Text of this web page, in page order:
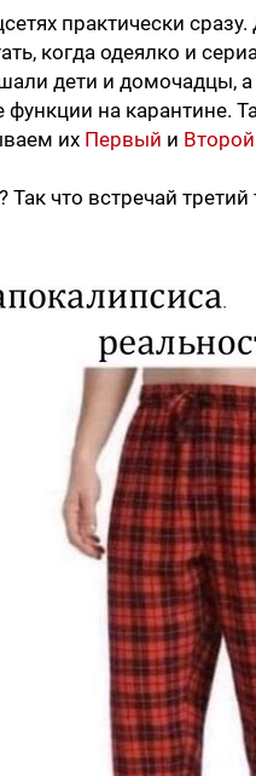
практически сразу.
когда одеялко и
дети и домочадцы, а
на карантине.
их Первый и Второй
что встречай